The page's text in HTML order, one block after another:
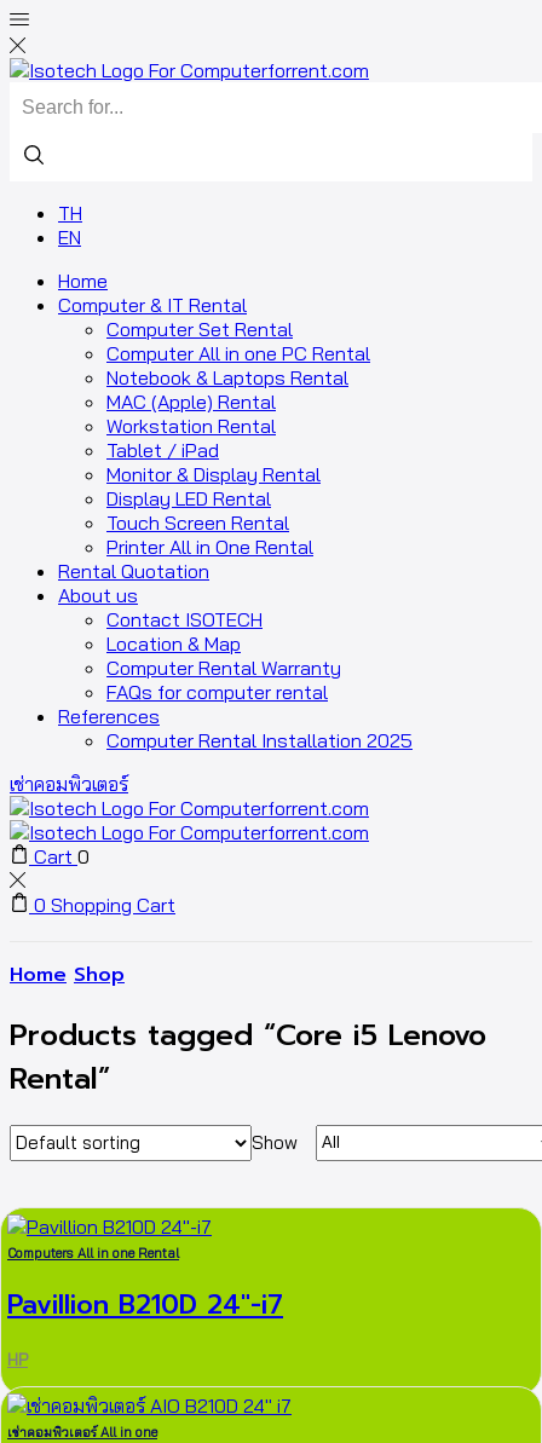
TH
EN
Home
Computer & IT Rental
Computer Set Rental
Computer All in one PC Rental
Notebook & Laptops Rental
MAC (Apple) Rental
Workstation Rental
Tablet / iPad
Monitor & Display Rental
Display LED Rental
Touch Screen Rental
Printer All in One Rental
Rental Quotation
About us
Contact ISOTECH
Location & Map
Computer Rental Warranty
FAQs for computer rental
References
Computer Rental Installation 2025
เช่าคอมพิวเตอร์
Cart 0
0 Shopping Cart
Home Shop
Products tagged “Core i5 Lenovo
Rental”
Show
Computers All in one Rental
Pavillion B210D 24″-i7
HP
เช่าคอมพิวเตอร์ All in one